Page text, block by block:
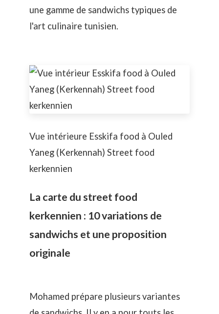
une gamme de sandwichs typiques de
l'art culinaire tunisien.
Vue intérieure Esskifa food à Ouled
Yaneg (Kerkennah) Street food
kerkennien
La carte du street food
kerkennien : 10 variations de
sandwichs et une proposition
originale
Mohamed prépare plusieurs variantes